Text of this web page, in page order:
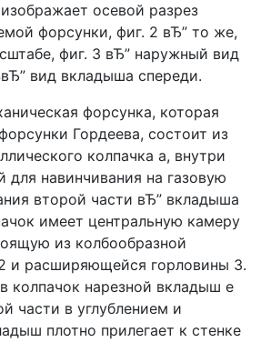
осевой разрез
форсунки, фиг. 2 вЂ” то же,
фиг. 3 вЂ” наружный вид
вид вкладыша спереди.
форсунка, которая
Гордеева, состоит из
колпачка а, внутри
для навинчивания на газовую
второй части вЂ” вкладыша
имеет центральную камеру
из колбообразной
и расширяющейся горловины 3.
колпачок нарезной вкладыш е
части в углублением и
плотно прилегает к стенке